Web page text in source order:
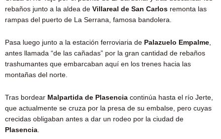
rebaños junto a la aldea de Villareal de San Carlos remonta las
rampas del puerto de La Serrana, famosa bandolera.
Pasa luego junto a la estación ferroviaria de Palazuelo Empalme
antes llamada “de las cañadas” por la gran cantidad de rebaños
trashumantes que embarcaban aquí en los trenes hacia las
montañas del norte.
Tras bordear Malpartida de Plasencia continúa hasta el río Jerte,
que actualmente se cruza por la presa de su embalse, pero cuyas
crecidas obligaban antes a dar un rodeo por la ciudad de
Plasencia